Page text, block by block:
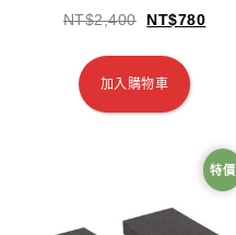
NT$2,400 NT$780
加入購物車
特價